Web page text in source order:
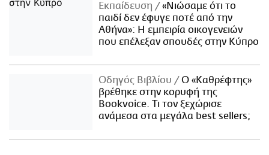
Εκπαίδευση
«Νιώσαμε ότι το
παιδί δεν έφυγε ποτέ από την
Αθήνα»: Η εμπειρία οικογενειών
που επέλεξαν σπουδές στην Κύπρο
Οδηγός Βιβλίου
Ο «Καθρέφτης»
βρέθηκε στην κορυφή της
Bookvoice. Τι τον ξεχώρισε
ανάμεσα στα μεγάλα best sellers;